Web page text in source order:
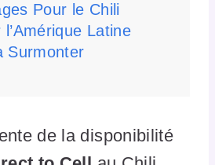
Pour le Chili
Latine
Surmonter
de la disponibilité